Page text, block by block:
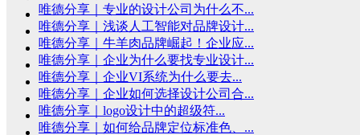
唯德分享｜专业的设计公司为什么不...
唯德分享｜浅谈人工智能对品牌设计...
唯德分享｜牛羊肉品牌崛起！企业应...
唯德分享｜企业为什么要找专业设计...
唯德分享｜企业VI系统为什么要去...
唯德分享｜企业如何选择设计公司合...
唯德分享｜logo设计中的超级符...
唯德分享｜如何给品牌定位标准色、...